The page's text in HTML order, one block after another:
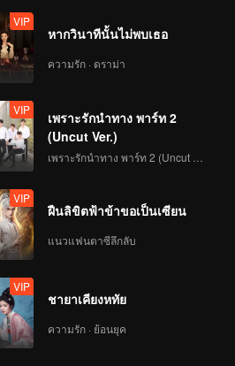
VIP
หากวินาทีนั้นไม่พบเธอ
ความรัก · ดราม่า
VIP
เพราะรักนำทาง พาร์ท 2
(Uncut Ver.)
VIP
ฝืนลิขิตฟ้าข้าขอเป็นเซียน
แนวแฟนตาซีลึกลับ
VIP
ชายาเคียงหทัย
ความรัก · ย้อนยุค